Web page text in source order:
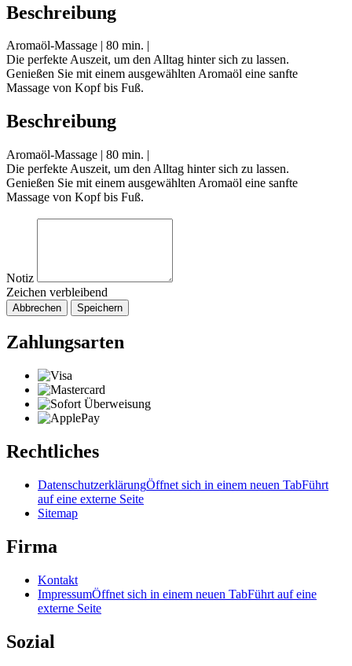
Beschreibung
Aromaöl-Massage | 80 min. |
Die perfekte Auszeit, um den Alltag hinter sich zu lassen.
Genießen Sie mit einem ausgewählten Aromaöl eine sanfte
Massage von Kopf bis Fuß.
Beschreibung
Aromaöl-Massage | 80 min. |
Die perfekte Auszeit, um den Alltag hinter sich zu lassen.
Genießen Sie mit einem ausgewählten Aromaöl eine sanfte
Massage von Kopf bis Fuß.
Notiz
Zeichen verbleibend
Abbrechen Speichern
Zahlungsarten
Rechtliches
DatenschutzerklärungÖffnet sich in einem neuen TabFührt
auf eine externe Seite
Sitemap
Firma
Kontakt
ImpressumÖffnet sich in einem neuen TabFührt auf eine
externe Seite
Sozial